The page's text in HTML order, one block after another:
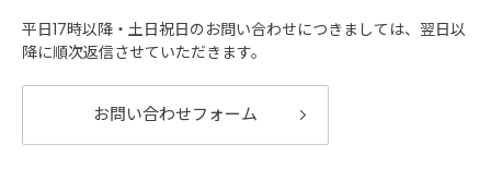
平日17時以降・土日祝日のお問い合わせにつきましては、翌日以
降に順次返信させていただきます。
お問い合わせフォーム